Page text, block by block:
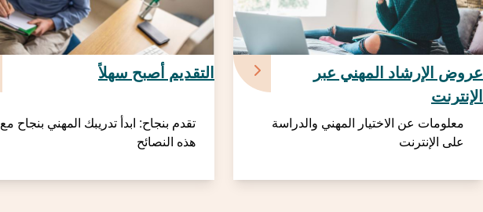
عروض الإرشاد المهني عبر
الإنترنت
معلومات عن الاختيار المهني والدراسة
على الإنترنت
التقديم أصبح سهلاً
تقدم بنجاح: ابدأ تدريبك المهني بنجاح مع
هذه النصائح